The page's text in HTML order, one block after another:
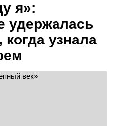
я»:
удержалась
когда узнала